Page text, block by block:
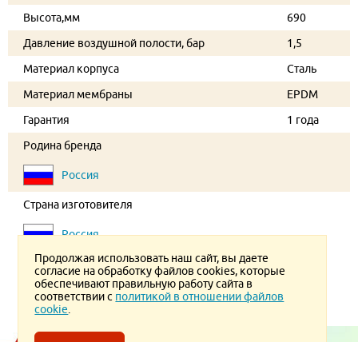
Высота,мм
690
Давление воздушной полости, бар
1,5
Материал корпуса
Сталь
Материал мембраны
EPDM
Гарантия
1 года
Родина бренда
Россия
Страна изготовителя
Россия
Продолжая использовать наш сайт, вы даете
согласие на обработку файлов cookies, которые
обеспечивают правильную работу сайта в
соответствии с политикой в отношении файлов
cookie